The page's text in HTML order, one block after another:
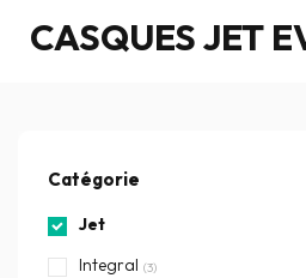
CASQUES JET
Catégorie
Jet
Integral (3)